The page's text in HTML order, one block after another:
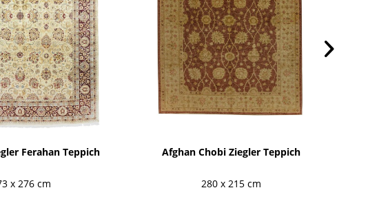
Ferahan Teppich
x 276 cm
Afghan Chobi Ziegler Teppich
280 x 215 cm